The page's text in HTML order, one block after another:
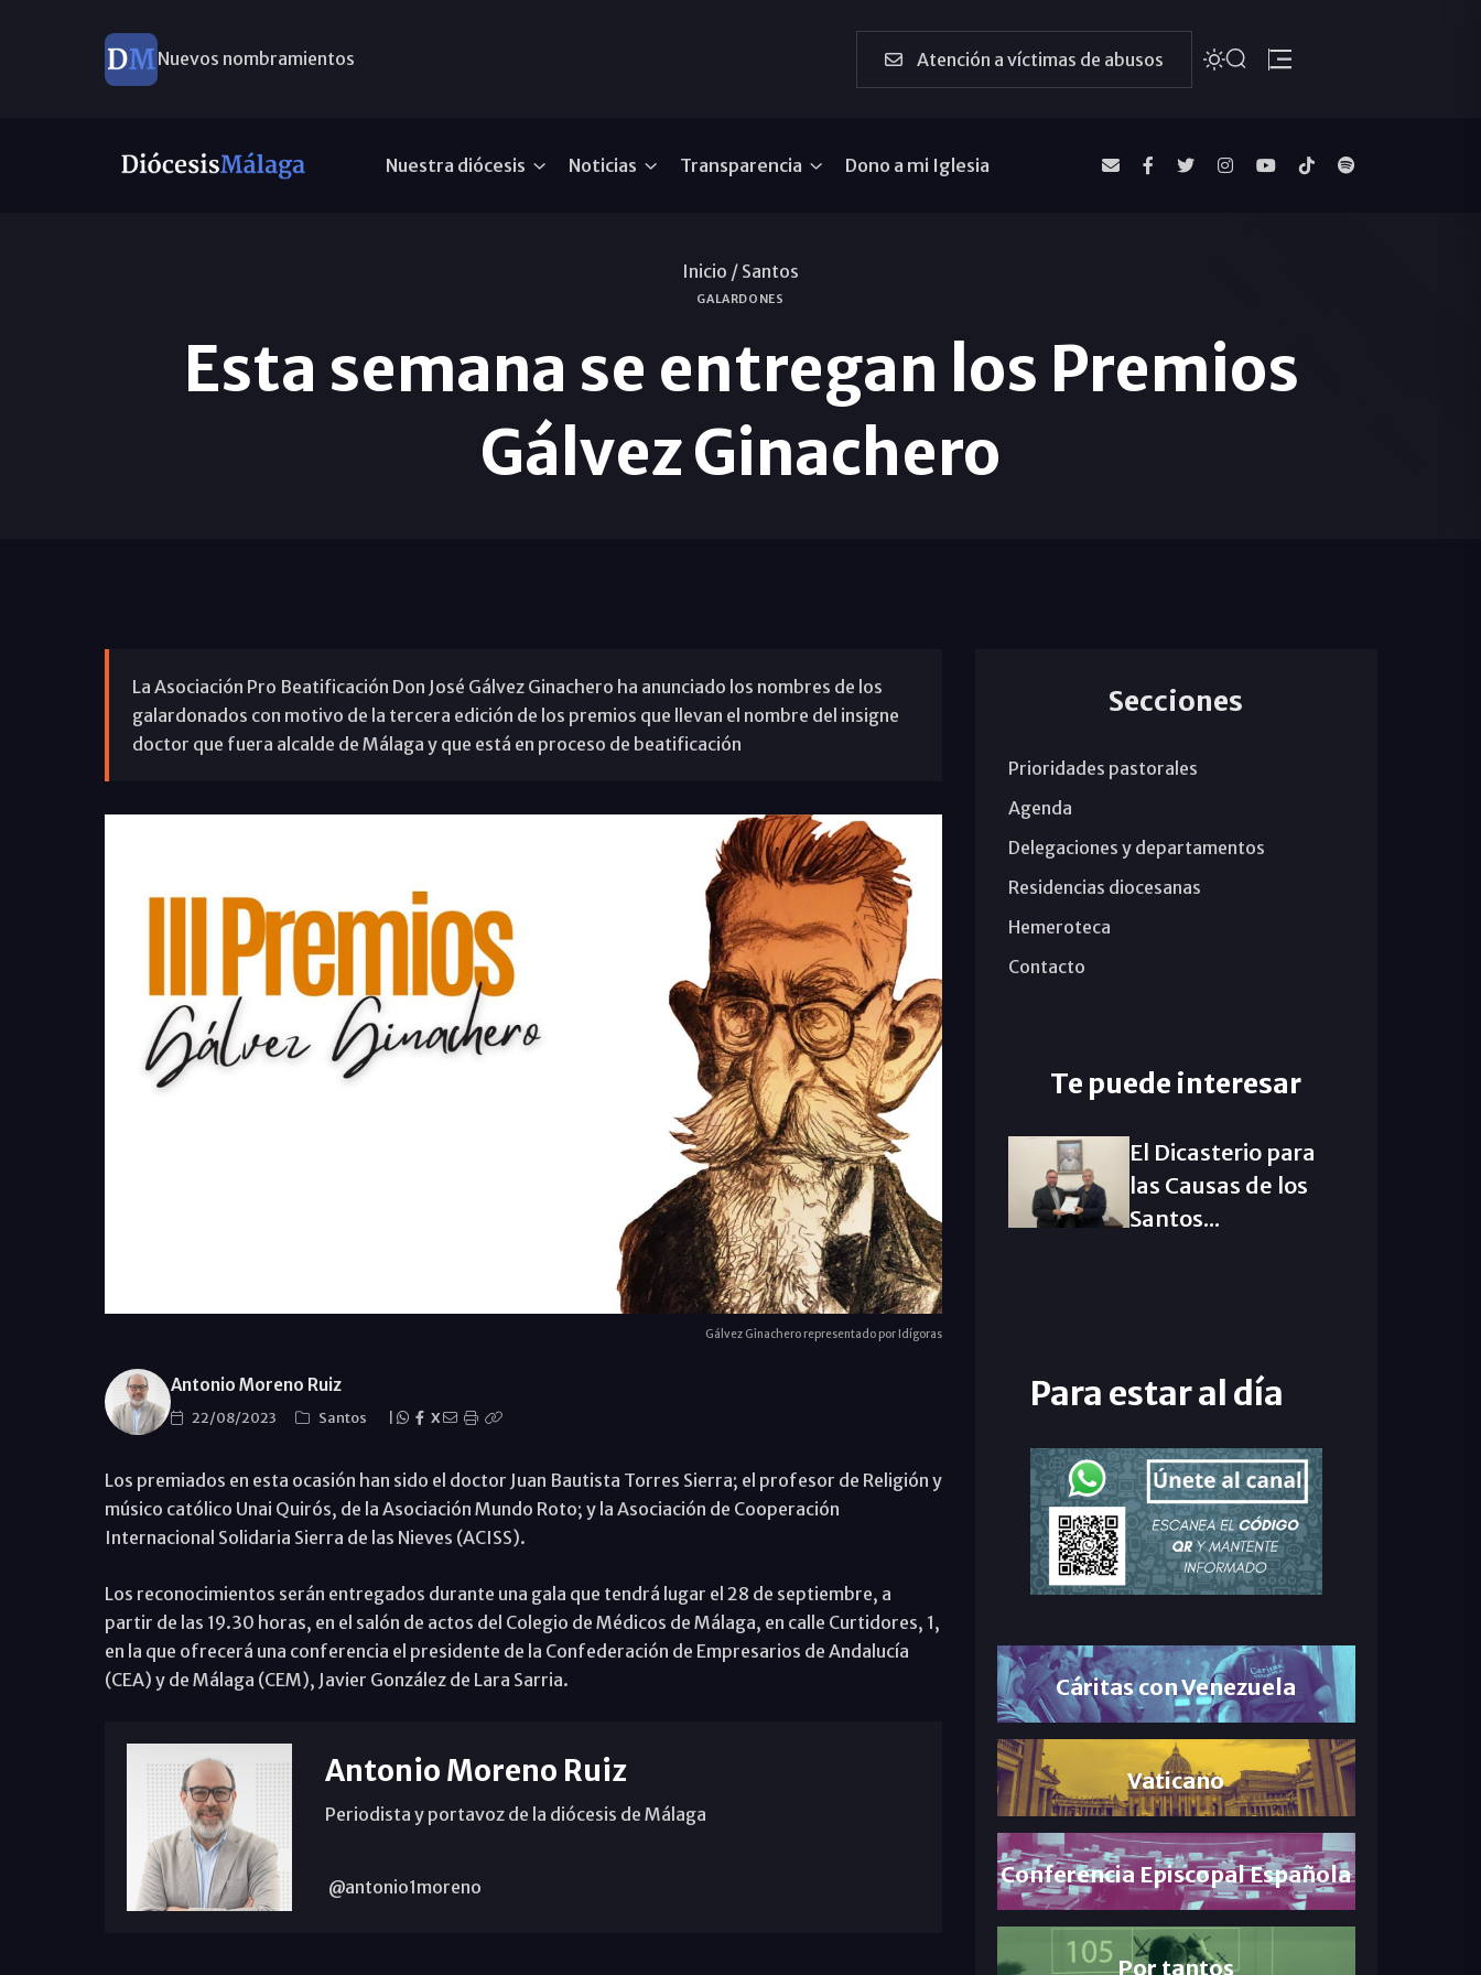
Nuevos nombramientos Atención a víctimas de abusos
Nuestra diócesis Noticias Transparencia Dono a mi Iglesia
Inicio / Santos
GALARDONES
Esta semana se entregan los Premios
Gálvez Ginachero
La Asociación Pro Beatificación Don José Gálvez Ginachero ha anunciado los nombres de los
galardonados con motivo de la tercera edición de los premios que llevan el nombre del insigne
doctor que fuera alcalde de Málaga y que está en proceso de beatificación
Gálvez Ginachero representado por Idígoras
Antonio Moreno Ruiz
22/08/2023 Santos X
Los premiados en esta ocasión han sido el doctor Juan Bautista Torres Sierra; el profesor de Religión y
músico católico Unai Quirós, de la Asociación Mundo Roto; y la Asociación de Cooperación
Internacional Solidaria Sierra de las Nieves (ACISS).
Los reconocimientos serán entregados durante una gala que tendrá lugar el 28 de septiembre, a
partir de las 19.30 horas, en el salón de actos del Colegio de Médicos de Málaga, en calle Curtidores, 1,
en la que ofrecerá una conferencia el presidente de la Confederación de Empresarios de Andalucía
(CEA) y de Málaga (CEM), Javier González de Lara Sarria.
Antonio Moreno Ruiz
Periodista y portavoz de la diócesis de Málaga
@antonio1moreno
Secciones
Prioridades pastorales
Agenda
Delegaciones y departamentos
Residencias diocesanas
Hemeroteca
Contacto
Te puede interesar
El Dicasterio para
las Causas de los
Santos...
Para estar al día
Cáritas con Venezuela
Vaticano
Conferencia Episcopal Española
Por tantos